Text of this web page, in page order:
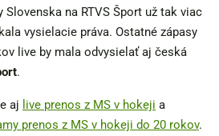
Slovenska na RTVS Šport už tak viac
vysielacie práva. Ostatné zápasy
live by mala odvysielať aj česká
.
aj live prenos z MS v hokeji a
prenos z MS v hokeji do 20 rokov.